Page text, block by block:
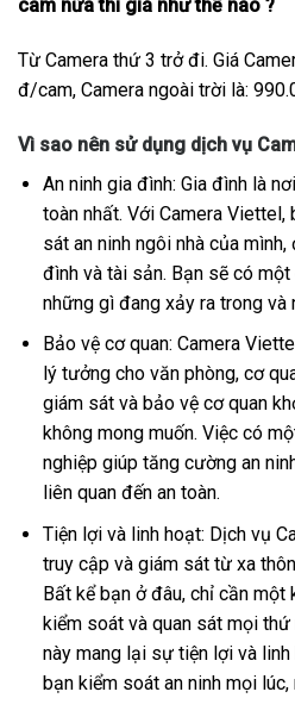
cam nữa thì giá như thế nào ?
Từ Camera thứ 3 trở đi. Giá
đ/cam, Camera ngoài trời là:
Vì sao nên sử dụng dịch vụ
An ninh gia đình: Gia đình là
toàn nhất. Với Camera
sát an ninh ngôi nhà của
đình và tài sản. Bạn sẽ có
những gì đang xảy ra trong và
Bảo vệ cơ quan: Camera
lý tưởng cho văn phòng, cơ
giám sát và bảo vệ cơ quan
không mong muốn. Việc có
nghiệp giúp tăng cường an
liên quan đến an toàn.
Tiện lợi và linh hoạt: Dịch vụ
truy cập và giám sát từ xa
Bất kể bạn ở đâu, chỉ cần một
kiểm soát và quan sát mọi
này mang lại sự tiện lợi và
bạn kiểm soát an ninh mọi lúc,